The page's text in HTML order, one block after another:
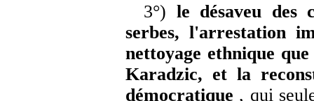
3°) le désaveu des
serbes, l'arrestation
nettoyage ethnique
Karadzic, et la
démocratique , qui